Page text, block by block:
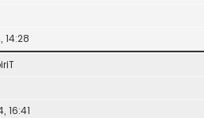
14:28
16:41